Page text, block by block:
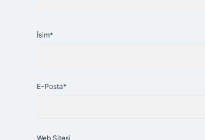
İsim*
E-Posta*
Web Sitesi